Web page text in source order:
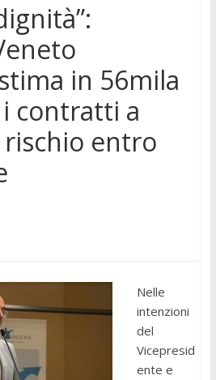
in 56mila
contratti a
entro
Nelle
intenzioni
del
Vicepresid
ente e